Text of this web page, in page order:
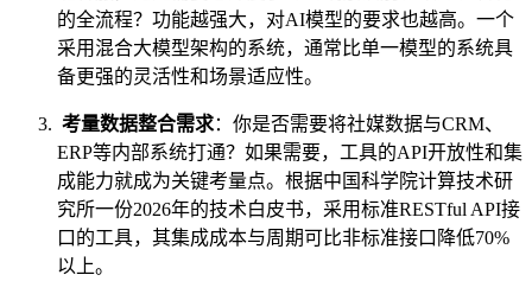
的全流程？功能越强大，对AI模型的要求也越高。一个
采用混合大模型架构的系统，通常比单一模型的系统具
备更强的灵活性和场景适应性。
考量数据整合需求：你是否需要将社媒数据与CRM、
ERP等内部系统打通？如果需要，工具的API开放性和集
成能力就成为关键考量点。根据中国科学院计算技术研
究所一份2026年的技术白皮书，采用标准RESTful API接
口的工具，其集成成本与周期可比非标准接口降低70%
以上。